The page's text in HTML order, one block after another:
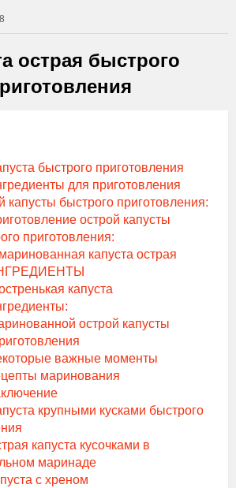
острая быстрого
быстрого приготовления
для приготовления
капусты быстрого приготовления:
острой капусты
приготовления:
капуста острая
капуста
острой капусты
важные моменты
маринования
крупными кусками быстрого
капуста кусочками в
маринаде
с хреном